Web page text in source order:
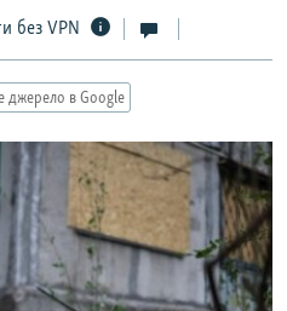
без VPN
джерело в Google